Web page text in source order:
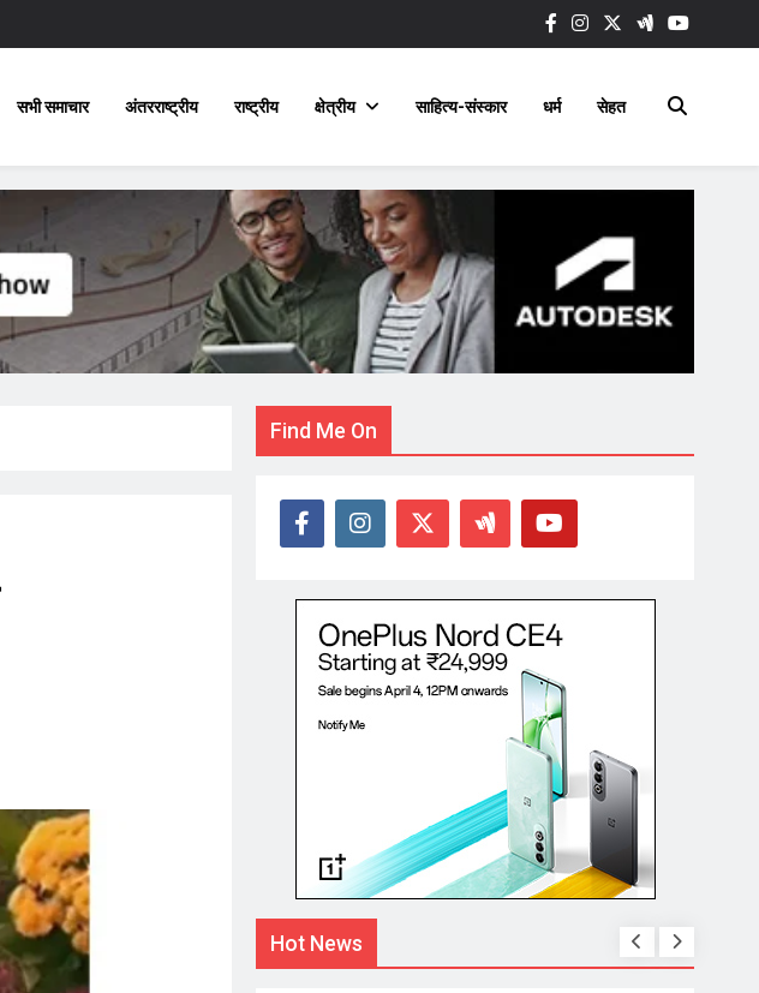
सभी समाचार अंतरराष्ट्रीय राष्ट्रीय क्षेत्रीय साहित्य-संस्कार धर्म सेहत
Find Me On
Hot News